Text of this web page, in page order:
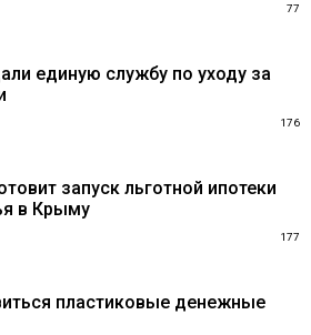
77
единую службу по уходу за
176
запуск льготной ипотеки
в Крыму
177
пластиковые денежные